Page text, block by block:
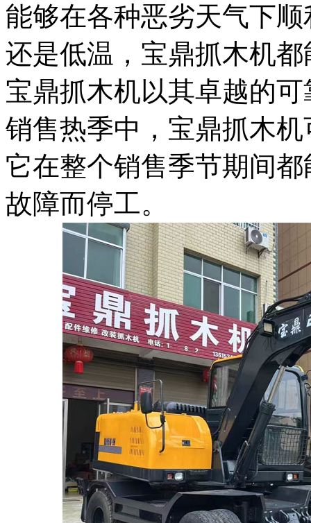
能够在各种恶劣天气下
还是低温，宝鼎抓木机
宝鼎抓木机以其卓越的
销售热季中，宝鼎抓木
它在整个销售季节期间
故障而停工。